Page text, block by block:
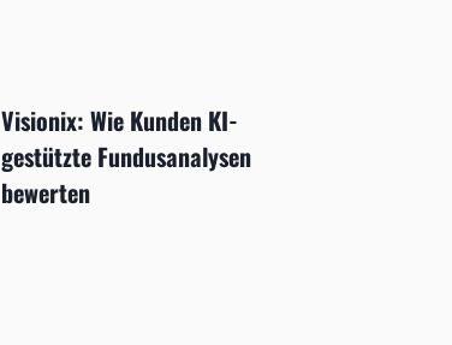
Visionix: Wie Kunden KI-
gestützte Fundusanalysen
bewerten